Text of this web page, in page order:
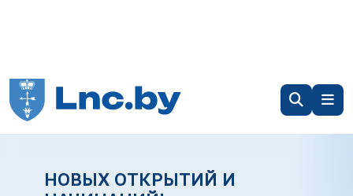
НОВЫХ ОТКРЫТИЙ И